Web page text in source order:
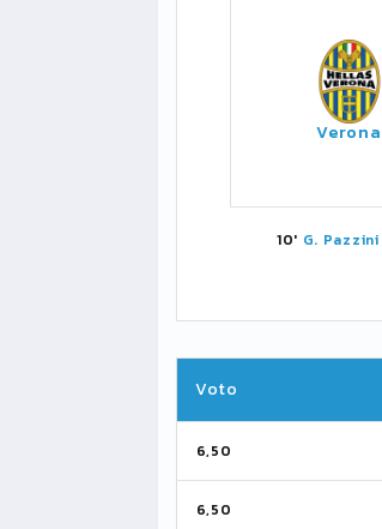
Verona
10' G. Pazzini
Voto
6,50
6,50